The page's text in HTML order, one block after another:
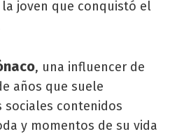
joven que conquistó el
, una influencer de
años que suele
sociales contenidos
y momentos de su vida